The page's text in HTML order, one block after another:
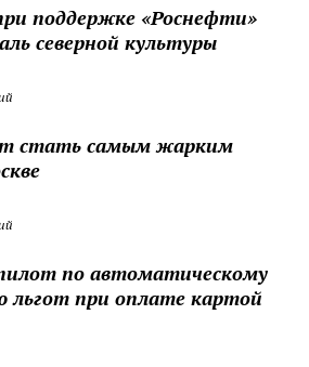
поддержке «Роснефти»
северной культуры
стать самым жарким
по автоматическому
льгот при оплате картой